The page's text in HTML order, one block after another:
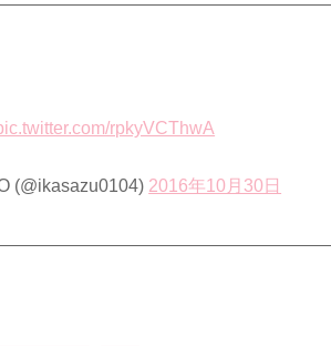
rpkyVCThwA
(@ikasazu0104) 2016年10月30日